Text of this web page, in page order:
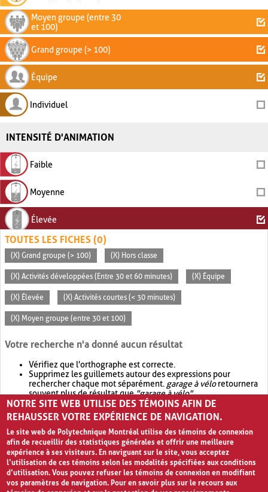
Moyen groupe (entre 30
et 100)
Grand groupe (> 100)
Équipe
Individuel
INTENSITÉ D'ANIMATION
Faible
Moyenne
Élevée
TOUTES LES FICHES (0)
(X) Grand groupe (> 100) (X) Hors classe
(X) Activités développées (Entre 30 et 60 minutes) (X) Équipe
(X) Élevée (X) Activités courtes (< 30 minutes)
(X) Moyen groupe (entre 30 et 100)
Votre recherche n'a donné aucun résultat
Vérifiez que l'orthographe est correcte.
Supprimez les guillemets autour des expressions pour
rechercher chaque mot séparément. garage à véloretournera
souvent plus de résultat que"garage à vélo".
Envisagez d'élargir votre recherche avec OR.garage OR vélo
retournera souvent plus de résultat quegarage à vélo
NOTRE SITE WEB UTILISE DES TÉMOINS AFIN DE
REHAUSSER VOTRE EXPÉRIENCE DE NAVIGATION.
Le site web de Polytechnique Montréal utilise des témoins de connexion
afin de recueillir des statistiques générales et offrir une meilleure
expérience à ses visiteurs. En naviguant sur le site, vous acceptez
l’utilisation de ces témoins selon les modalités spécifiées aux conditions
d’utilisation. Vous pouvez refuser les témoins de connexion en modifiant
vos paramètres de navigation. Pour en savoir plus sur le recours aux